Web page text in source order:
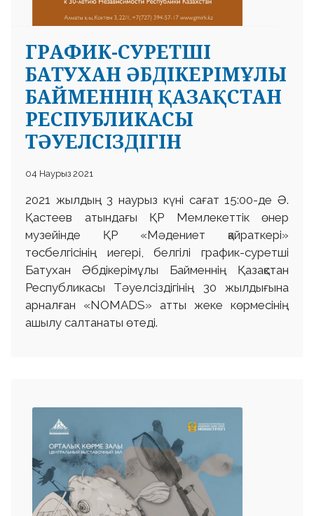
ГРАФИК-СУРЕТШІ
БАТУХАН ӘБДІКЕРІМҰЛЫ
БАЙМЕННІҢ ҚАЗАҚСТАН
РЕСПУБЛИКАСЫ
ТӘУЕЛСІЗДІГІН
04 Наурыз 2021
2021 жылдың 3 наурыз күні сағат 15:00-де Ә.
Қастеев атындағы ҚР Мемлекеттік өнер
музейінде ҚР «Мәдениет қайраткері»
төсбелгісінің иегері, белгілі график-суретші
Батухан Әбдікерімұлы Байменнің Қазақстан
Республикасы Тәуелсіздігінің 30 жылдығына
арналған «NOMADS» атты жеке көрмесінің
ашылу салтанаты өтеді.